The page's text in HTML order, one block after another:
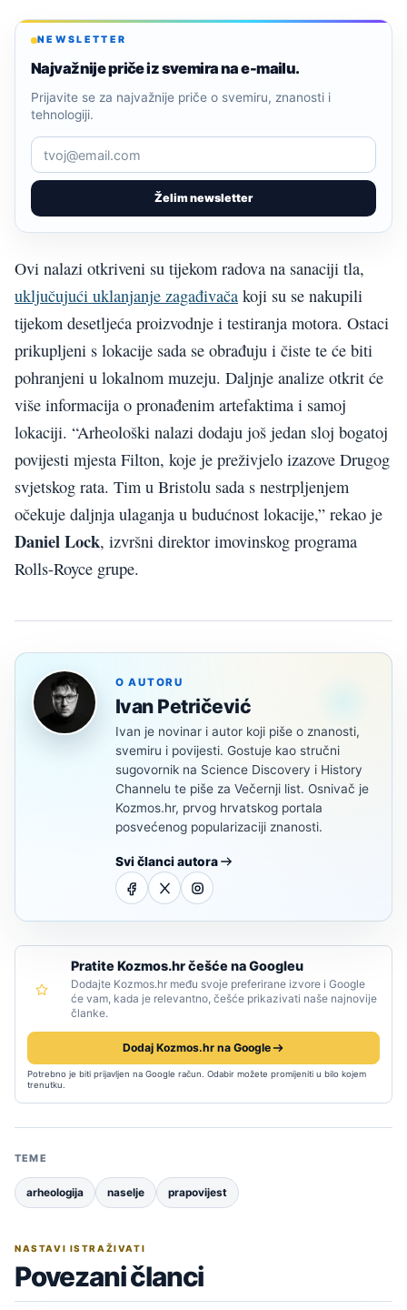
NEWSLETTER
Najvažnije priče iz svemira na e-mailu.
Želim newsletter
Prijavite se za najvažnije priče o svemiru, znanosti i
tehnologiji.
Ovi nalazi otkriveni su tijekom radova na sanaciji tla,
uključujući uklanjanje zagađivača koji su se nakupili
tijekom desetljeća proizvodnje i testiranja motora. Ostaci
prikupljeni s lokacije sada se obrađuju i čiste te će biti
pohranjeni u lokalnom muzeju. Daljnje analize otkrit će
više informacija o pronađenim artefaktima i samoj
lokaciji. “Arheološki nalazi dodaju još jedan sloj bogatoj
povijesti mjesta Filton, koje je preživjelo izazove Drugog
svjetskog rata. Tim u Bristolu sada s nestrpljenjem
očekuje daljnja ulaganja u budućnost lokacije,” rekao je
Daniel Lock, izvršni direktor imovinskog programa
Rolls-Royce grupe.
O AUTORU
Ivan Petričević
Ivan je novinar i autor koji piše o znanosti,
svemiru i povijesti. Gostuje kao stručni
sugovornik na Science Discovery i History
Channelu te piše za Večernji list. Osnivač je
Kozmos.hr, prvog hrvatskog portala
posvećenog popularizaciji znanosti.
Svi članci autora
Pratite Kozmos.hr češće na Googleu
Dodajte Kozmos.hr među svoje preferirane izvore i Google
će vam, kada je relevantno, češće prikazivati naše najnovije
članke.
Dodaj Kozmos.hr na Google
Potrebno je biti prijavljen na Google račun. Odabir možete promijeniti u bilo kojem
trenutku.
TEME
arheologija naselje prapovijest
NASTAVI ISTRAŽIVATI
Povezani članci